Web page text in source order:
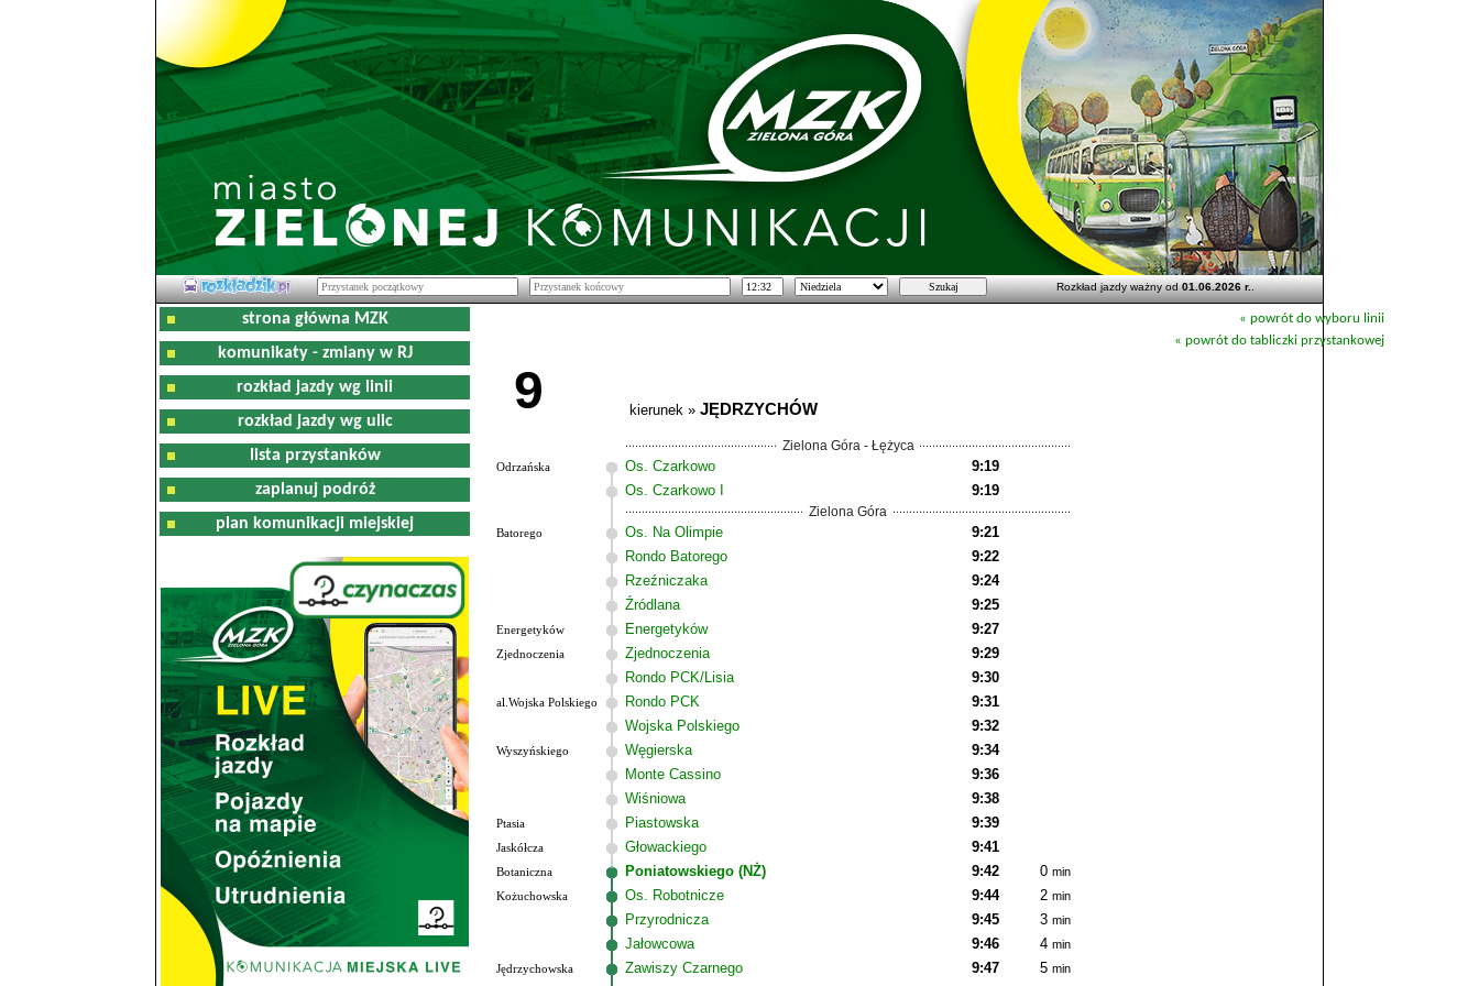
Rozkład jazdy ważny od01.06.2026 r..
strona główna MZK
komunikaty - zmiany w RJ
rozkład jazdy wg linii
rozkład jazdy wg ulic
lista przystanków
zaplanuj podróż
plan komunikacji miejskiej
« powrót do wyboru linii
« powrót do tabliczki przystankowej
9 kierunek » JĘDRZYCHÓW
Zielona Góra - Łężyca
Odrzańska Os. Czarkowo
9:19
Os. Czarkowo I
9:19
Zielona Góra
Batorego Os. Na Olimpie
9:21
Rondo Batorego
9:22
Rzeźniczaka
9:24
Źródlana
9:25
Energetyków Energetyków 9:27
Zjednoczenia Zjednoczenia
9:29
Rondo PCK/Lisia
9:30
al.Wojska Polskiego Rondo PCK
9:31
Wojska Polskiego
9:32
Wyszyńskiego Węgierska
9:34
Monte Cassino
9:36
Wiśniowa
9:38
Ptasia Piastowska 9:39
Jaskółcza Głowackiego 9:41
Botaniczna Poniatowskiego (NŻ) 9:42 0 min
Kożuchowska
Os. Robotnicze 9:44 2 min
Przyrodnicza 9:45 3 min
Jałowcowa 9:46 4 min
Jędrzychowska
Zawiszy Czarnego 9:47 5 min